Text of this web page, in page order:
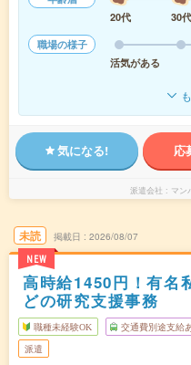
20代
30代
職場の様子
活気がある
気になる! 応
派遣会社 マン
未読
NEW
掲載日 2026/08/07
高時給1450円！有名
どの研究支援事務
職種未経験OK 交通費別途支給
派遣